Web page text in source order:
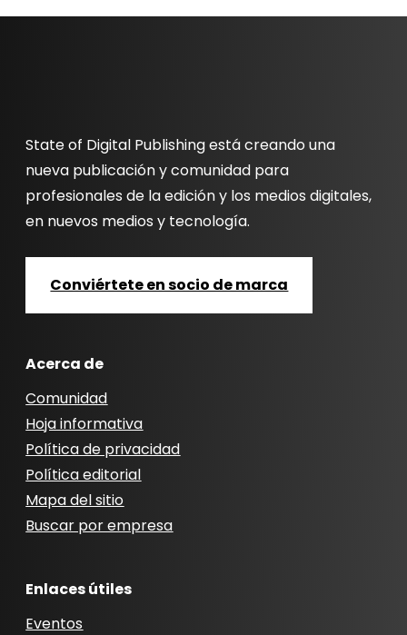
State of Digital Publishing está creando una
nueva publicación y comunidad para
profesionales de la edición y los medios digitales,
en nuevos medios y tecnología.
Conviértete en socio de marca
Acerca de
Comunidad
Hoja informativa
Política de privacidad
Política editorial
Mapa del sitio
Buscar por empresa
Enlaces útiles
Eventos